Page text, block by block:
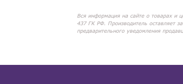
Вся информация на сайте о товарах и
437 ГК РФ. Производитель оставляет
предварительного уведомления